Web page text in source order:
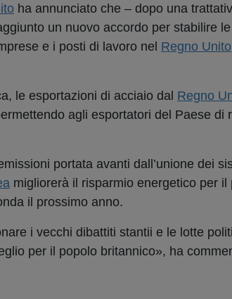
ha annunciato che – dopo una
un nuovo accordo per stabilire
e i posti di lavoro nel Regno Unito
le esportazioni di acciaio dal Regno
agli esportatori del Paese di
portata avanti dall’unione dei
migliorerà il risparmio energetico per
il prossimo anno.
i vecchi dibattiti stantii e le lotte
per il popolo britannico», ha